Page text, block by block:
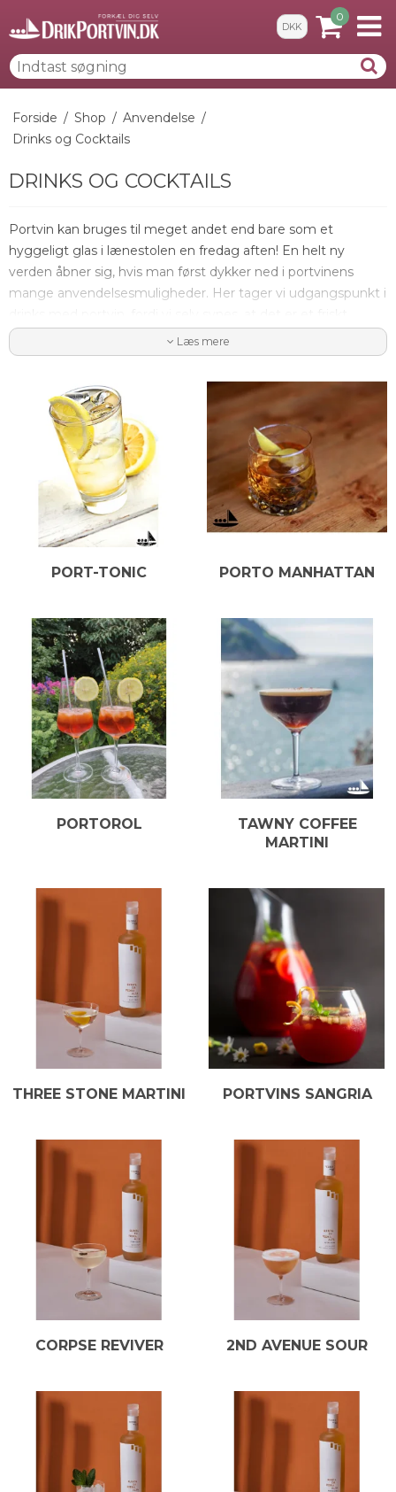
DKK
0
Forside / Shop / Anvendelse /
Drinks og Cocktails
DRINKS OG COCKTAILS
Portvin kan bruges til meget andet end bare som et
hyggeligt glas i lænestolen en fredag aften! En helt ny
verden åbner sig, hvis man først dykker ned i portvinens
mange anvendelsesmuligheder. Her tager vi udgangspunkt i
alternativ, der kan puste liv i selv ordinære portvine.
Portvinsdrinks er et uudforsket marked, og vi har her et
udvalg, som vi selv synes er lækre, men kun fantasien sætter
grænsen for, hvordan portvin kan bruges i drinks.
I mange år har portvin især været forbundet med indendørs
hyggestunder om vinteren - men hvorfor ikke drikke det
som en kold drink på terrassen? Den nemmeste form for
drink med portvin, er at afkøle sin portvin helt og servere den
med isterninger eller frossen frugt. Super lækkert alternativ
til velkomstdrink eller bare til afslapning på terrassen.
nogle forslag til drinks, der indeholder portvin. Klik dig rundt
vennerne kommer på besøg!
Du finder links til forskellige drinks og cocktails længere ned
på siden
Læs mere
PORT-TONIC PORTO MANHATTAN
PORTOROL
TAWNY COFFEE
MARTINI
THREE STONE MARTINI PORTVINS SANGRIA
CORPSE REVIVER 2ND AVENUE SOUR